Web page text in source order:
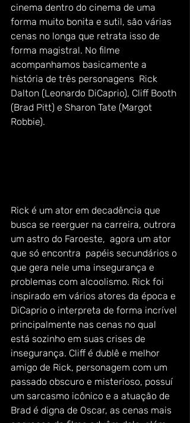
cinema dentro do cinema de uma
forma muito bonita e sutil, são várias
cenas no longa que retrata isso de
forma magistral. No filme
acompanhamos basicamente a
história de três personagens  Rick
Dalton (Leonardo DiCaprio), Cliff Booth
(Brad Pitt) e Sharon Tate (Margot
Robbie).
Rick é um ator em decadência que
busca se reerguer na carreira, outrora
um astro do Faroeste,  agora um ator
que só encontra  papéis secundários o
que gera nele uma insegurança e
problemas com alcoolismo. Rick foi
inspirado em vários atores da época e
DiCaprio o interpreta de forma incrível
principalmente nas cenas no qual
está sozinho em suas crises de
insegurança. Cliff é dublê e melhor
amigo de Rick, personagem com um
passado obscuro e misterioso, possuí
um sarcasmo icônico e a atuação de
Brad é digna de Oscar, as cenas mais